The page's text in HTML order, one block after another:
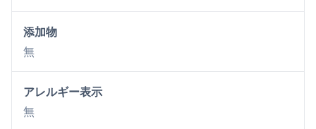
添加物
無
アレルギー表示
無